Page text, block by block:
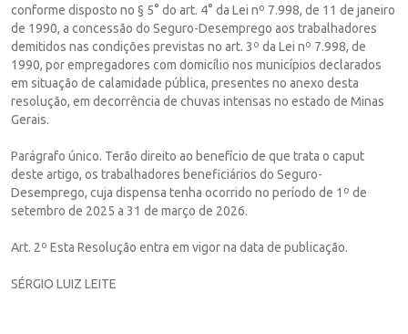
conforme disposto no § 5° do art. 4° da Lei nº 7.998, de 11 de janeiro
de 1990, a concessão do Seguro-Desemprego aos trabalhadores
demitidos nas condições previstas no art. 3º da Lei nº 7.998, de
1990, por empregadores com domicílio nos municípios declarados
em situação de calamidade pública, presentes no anexo desta
resolução, em decorrência de chuvas intensas no estado de Minas
Gerais.
Parágrafo único. Terão direito ao benefício de que trata o caput
deste artigo, os trabalhadores beneficiários do Seguro-
Desemprego, cuja dispensa tenha ocorrido no período de 1º de
setembro de 2025 a 31 de março de 2026.
Art. 2º Esta Resolução entra em vigor na data de publicação.
SÉRGIO LUIZ LEITE